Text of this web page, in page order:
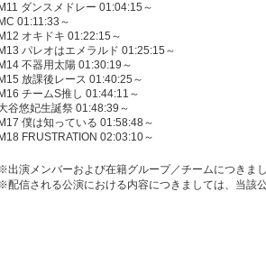
M11 ダンスメドレー 01:04:15～
MC 01:11:33～
M12 オキドキ 01:22:15～
M13 パレオはエメラルド 01:25:15～
M14 不器用太陽 01:30:19～
M15 放課後レース 01:40:25～
M16 チームS推し 01:44:11～
谷悠妃生誕祭 01:48:39～
M17 僕は知っている 01:58:48～
M18 FRUSTRATION 02:03:10～
出演メンバーおよび在籍グループ／チームにつきま
配信される公演における内容につきましては、当該